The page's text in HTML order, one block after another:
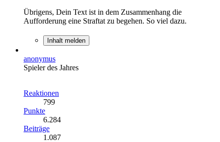
Übrigens, Dein Text ist in dem Zusammenhang die
Aufforderung eine Straftat zu begehen. So viel dazu.
Inhalt melden
anonymus
Spieler des Jahres
Reaktionen
799
Punkte
6.284
Beiträge
1.087